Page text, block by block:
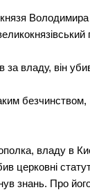
князя
владу, він
безчинством,
владу в
церковні
знань. Про